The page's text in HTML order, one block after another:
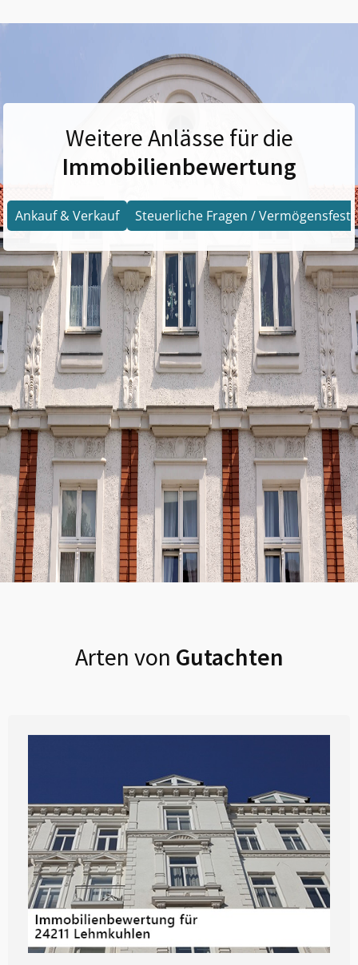
Weitere Anlässe für die
Immobilienbewertung
Ankauf & Verkauf Steuerliche Fragen /
Arten von Gutachten